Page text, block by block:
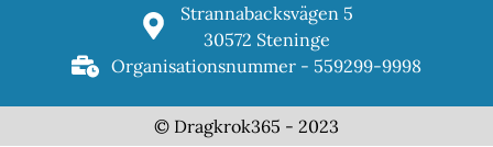
Strannabacksvägen 5
30572 Steninge
Organisationsnummer - 559299-9998
© Dragkrok365 - 2023